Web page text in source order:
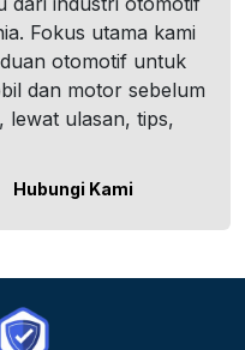
Fokus utama kami
otomotif untuk
dan motor sebelum
lewat ulasan, tips,
Hubungi Kami